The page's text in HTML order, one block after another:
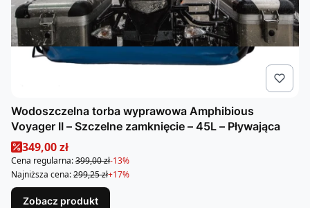
Wodoszczelna torba wyprawowa Amphibious
Voyager II – Szczelne zamknięcie – 45L – Pływająca
Cena promocyjna
349,00 zł
Cena regularna:399,00 zł-13%
Najniższa cena:299,25 zł+17%
Zobacz produkt